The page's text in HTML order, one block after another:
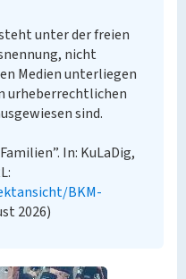
unter der freien
nicht
Medien unterliegen
urheberrechtlichen
sind.
In: KuLaDig,
BKM-
2026)